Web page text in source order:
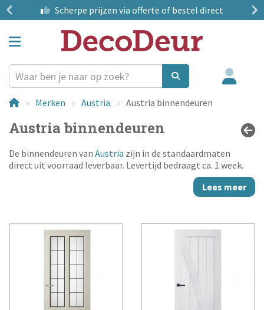
Scherpe prijzen via offerte of bestel direct
Merken Austria Austria binnendeuren
Austria binnendeuren
De binnendeuren van Austria zijn in de standaardmaten
direct uit voorraad leverbaar. Levertijd bedraagt ca. 1 week.
Keuze uit diverse stijlen, van moderne vormgeving tot glas in
lood deuren. Tevens zijn er bijpassende deurlijsten
van de deur. De opdekdeuren van de serie Sense en Balance
zijn reeds afgelakt in RAL9010 en met gemonteerd glas
binnen 1 week leverbaar.
Lees meer